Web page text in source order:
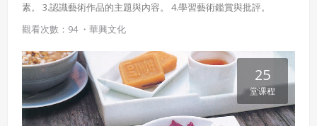
素。 3.認識藝術作品的主題與內容。 4.學習藝術鑑賞與批評。
觀看次數：94 ・ 華興文化
25
堂课程